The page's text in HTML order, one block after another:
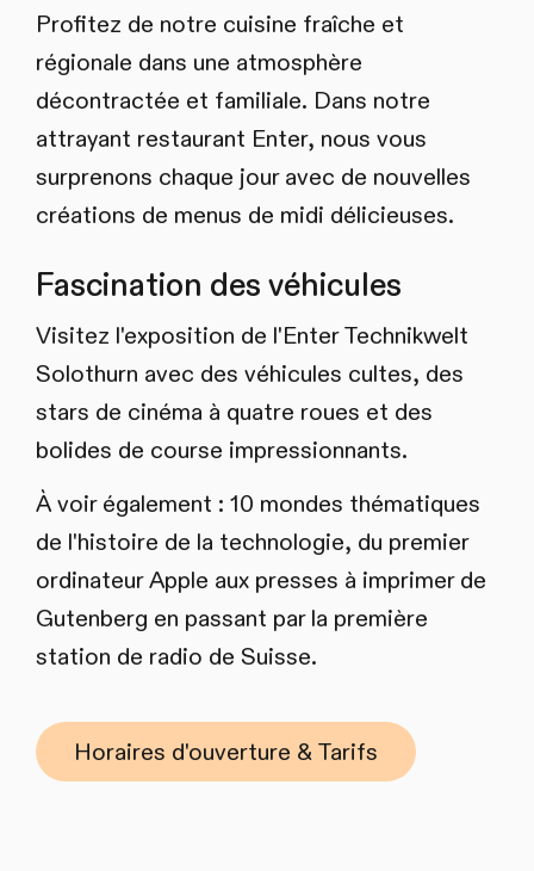
Profitez de notre cuisine fraîche et
régionale dans une atmosphère
décontractée et familiale. Dans notre
attrayant restaurant Enter, nous vous
surprenons chaque jour avec de nouvelles
créations de menus de midi délicieuses.
Fascination des véhicules
Visitez l'exposition de l'Enter Technikwelt
Solothurn avec des véhicules cultes, des
stars de cinéma à quatre roues et des
bolides de course impressionnants.
À voir également : 10 mondes thématiques
de l'histoire de la technologie, du premier
ordinateur Apple aux presses à imprimer de
Gutenberg en passant par la première
station de radio de Suisse.
Horaires d'ouverture & Tarifs